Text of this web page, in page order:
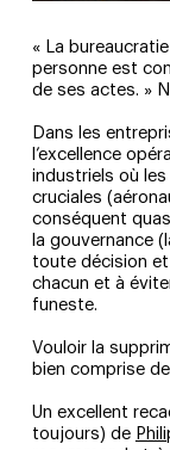
« La
personne est
de ses actes. »
Dans les
l’excellence
industriels où
cruciales
conséquent
la gouvernance
toute décision
chacun et à
funeste.
Vouloir la
bien comprise
Un excellent
toujours) de